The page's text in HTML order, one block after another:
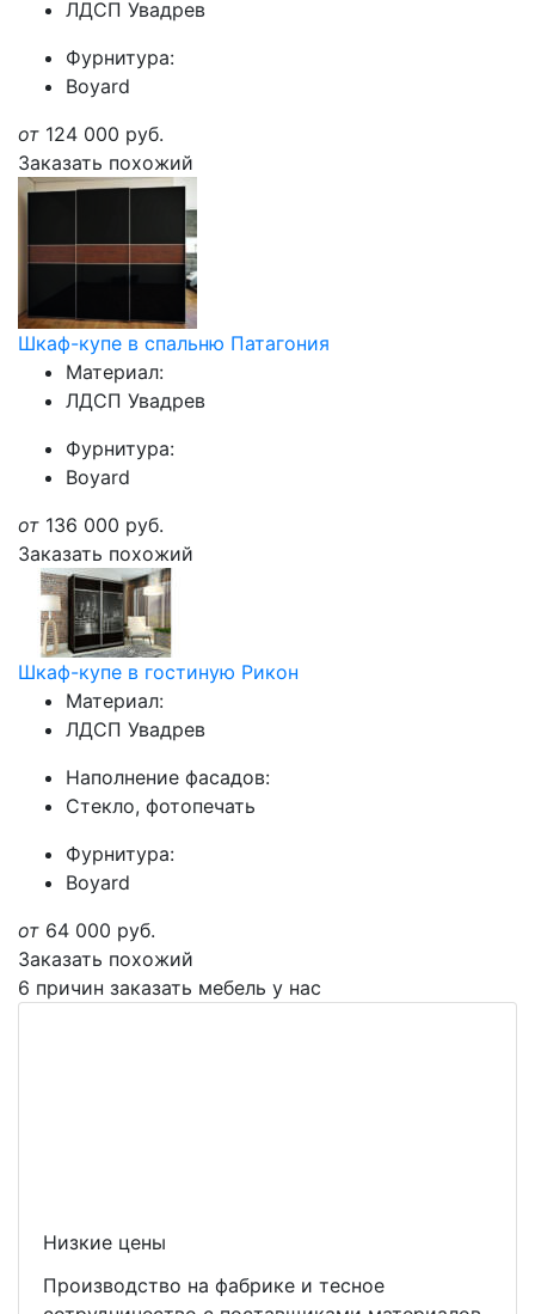
ЛДСП Увадрев
Фурнитура:
Boyard
от 124 000 руб.
Заказать похожий
Шкаф-купе в спальню Патагония
Материал:
ЛДСП Увадрев
Фурнитура:
Boyard
от 136 000 руб.
Заказать похожий
Шкаф-купе в гостиную Рикон
Материал:
ЛДСП Увадрев
Наполнение фасадов:
Стекло, фотопечать
Фурнитура:
Boyard
от 64 000 руб.
Заказать похожий
6 причин заказать мебель у нас
Низкие цены
Производство на фабрике и тесное